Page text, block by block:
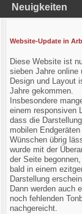
Neuigkeiten
Website-Update in
Diese Website ist
sieben Jahre online
Design und Layout
Jahre gekommen.
Insbesondere
einem responsiven
dass die
mobilen
Wünschen übrig
wurde mit der
der Seite
bald in einem
Darstellung
Dann werden auch
noch fehlenden
nachgereicht.